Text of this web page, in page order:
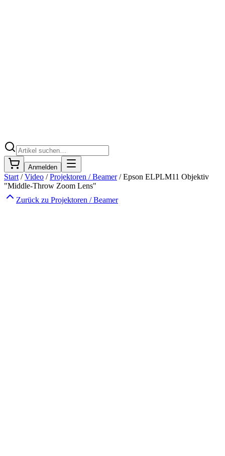
Anmelden
Start /Video /Projektoren / Beamer/Epson ELPLM11 Objektiv
"Middle-Throw Zoom Lens"
Zurück zu Projektoren / Beamer